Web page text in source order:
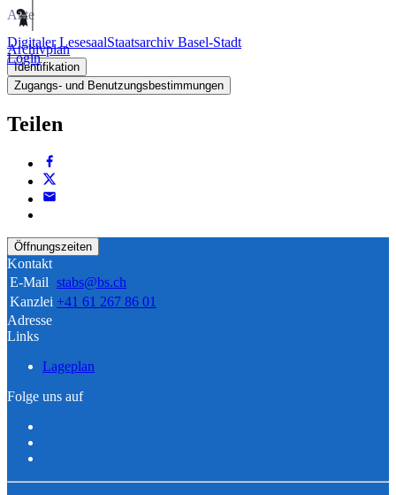
Digitaler LesesaalStaatsarchiv Basel-Stadt
Login
Akte
Archivplan
Identifikation
Zugangs- und Benutzungsbestimmungen
Teilen
Öffnungszeiten
Kontakt
E-Mail stabs@bs.ch
Kanzlei +41 61 267 86 01
Adresse
Links
Lageplan
Folge uns auf